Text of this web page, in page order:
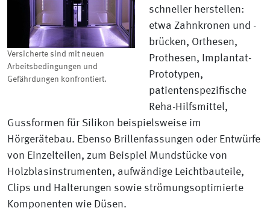
Versicherte sind mit neuen
Arbeitsbedingungen und
Gefährdungen konfrontiert.
schneller herstellen:
etwa Zahnkronen und -
brücken, Orthesen,
Prothesen, Implantat-
Prototypen,
patientenspezifische
Reha-Hilfsmittel,
Gussformen für Silikon beispielsweise im
Hörgerätebau. Ebenso Brillenfassungen oder Entwürfe
von Einzelteilen, zum Beispiel Mundstücke von
Holzblasinstrumenten, aufwändige Leichtbauteile,
Clips und Halterungen sowie strömungsoptimierte
Komponenten wie Düsen.